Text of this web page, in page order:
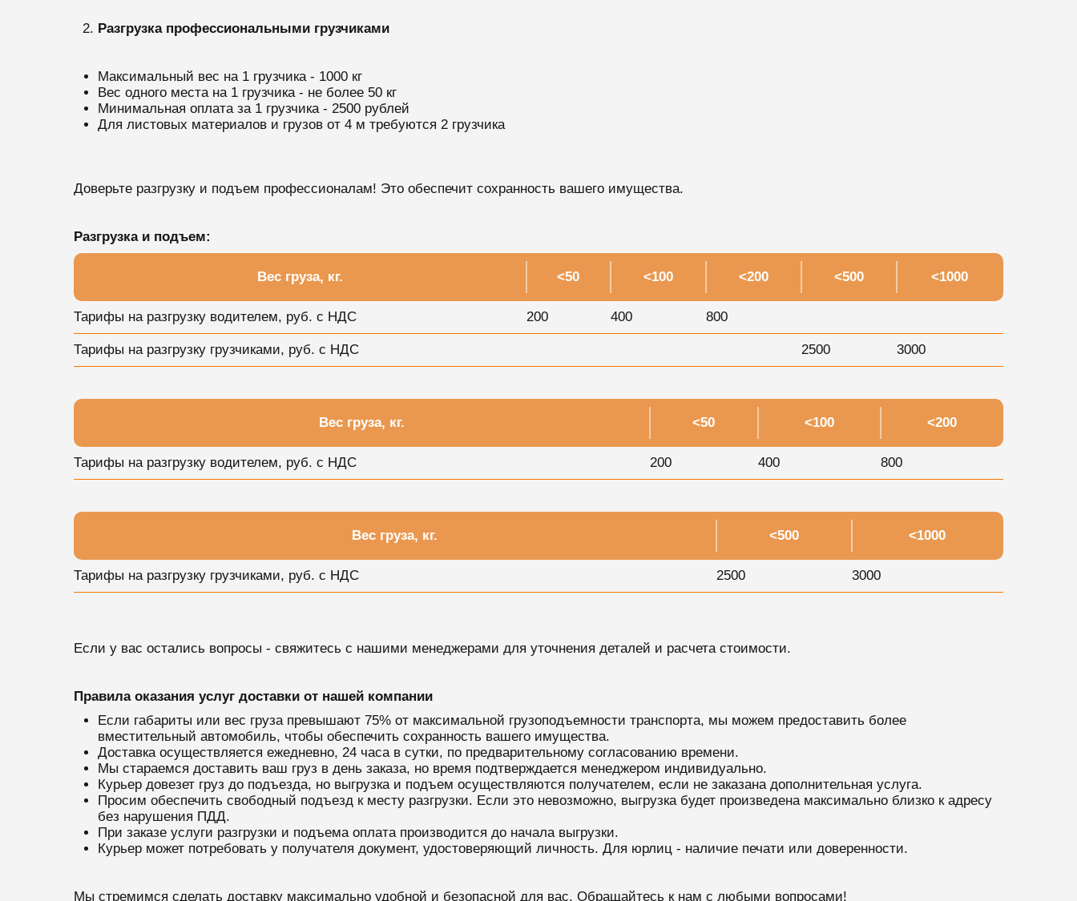
Разгрузка профессиональными грузчиками
Максимальный вес на 1 грузчика - 1000 кг
Вес одного места на 1 грузчика - не более 50 кг
Минимальная оплата за 1 грузчика - 2500 рублей
Для листовых материалов и грузов от 4 м требуются 2 грузчика
Доверьте разгрузку и подъем профессионалам! Это обеспечит сохранность вашего имущества.
Разгрузка и подъем:
Вес груза, кг. <50 <100 <200 <500 <1000
Тарифы на разгрузку водителем, руб. с НДС 200 400 800
Тарифы на разгрузку грузчиками, руб. c НДС 2500 3000
Вес груза, кг. <50 <100 <200
Тарифы на разгрузку водителем, руб. с НДС 200 400 800
Вес груза, кг. <500 <1000
Тарифы на разгрузку грузчиками, руб. c НДС 2500 3000
Если у вас остались вопросы - свяжитесь с нашими менеджерами для уточнения деталей и расчета стоимости.
Правила оказания услуг доставки от нашей компании
Если габариты или вес груза превышают 75% от максимальной грузоподъемности транспорта, мы можем предоставить более
вместительный автомобиль, чтобы обеспечить сохранность вашего имущества.
Доставка осуществляется ежедневно, 24 часа в сутки, по предварительному согласованию времени.
Мы стараемся доставить ваш груз в день заказа, но время подтверждается менеджером индивидуально.
Курьер довезет груз до подъезда, но выгрузка и подъем осуществляются получателем, если не заказана дополнительная услуга.
Просим обеспечить свободный подъезд к месту разгрузки. Если это невозможно, выгрузка будет произведена максимально близко к адресу
без нарушения ПДД.
При заказе услуги разгрузки и подъема оплата производится до начала выгрузки.
Курьер может потребовать у получателя документ, удостоверяющий личность. Для юрлиц - наличие печати или доверенности.
Мы стремимся сделать доставку максимально удобной и безопасной для вас. Обращайтесь к нам с любыми вопросами!